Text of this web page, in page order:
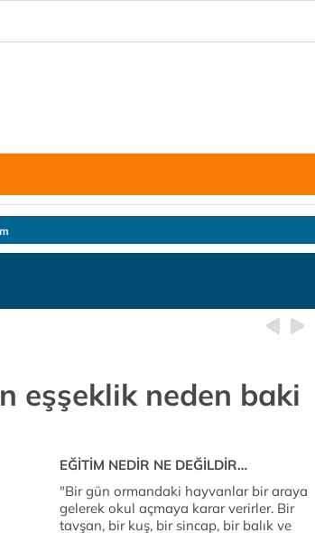
eşşeklik neden baki
EĞİTİM NEDİR NE DEĞİLDİR…
"Bir gün ormandaki hayvanlar bir araya
gelerek okul açmaya karar verirler. Bir
tavşan, bir kuş, bir sincap, bir balık ve